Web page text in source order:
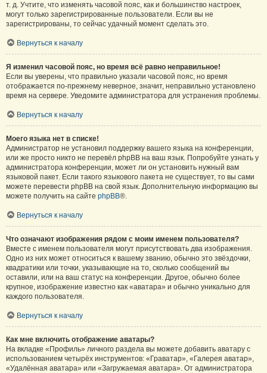
т. д. Учтите, что изменять часовой пояс, как и большинство настроек,
могут только зарегистрированные пользователи. Если вы не
зарегистрированы, то сейчас удачный момент сделать это.
Вернуться к началу
Я изменил часовой пояс, но время всё равно неправильное!
Если вы уверены, что правильно указали часовой пояс, но время
отображается по-прежнему неверное, значит, неправильно установлено
время на сервере. Уведомите администратора для устранения проблемы.
Вернуться к началу
Моего языка нет в списке!
Администратор не установил поддержку вашего языка на конференции,
или же просто никто не перевёл phpBB на ваш язык. Попробуйте узнать у
администратора конференции, может ли он установить нужный вам
языковой пакет. Если такого языкового пакета не существует, то вы сами
можете перевести phpBB на свой язык. Дополнительную информацию вы
можете получить на сайте phpBB®.
Вернуться к началу
Что означают изображения рядом с моим именем пользователя?
Вместе с именем пользователя могут присутствовать два изображения.
Одно из них может относиться к вашему званию, обычно это звёздочки,
квадратики или точки, указывающие на то, сколько сообщений вы
оставили, или на ваш статус на конференции. Другое, обычно более
крупное, изображение известно как «аватара» и обычно уникально для
каждого пользователя.
Вернуться к началу
Как мне включить отображение аватары?
На вкладке «Профиль» личного раздела вы можете добавить аватару с
использованием четырёх инструментов: «Граватар», «Галерея аватар»,
«Удалённая аватара» или «Загружаемая аватара». От администратора